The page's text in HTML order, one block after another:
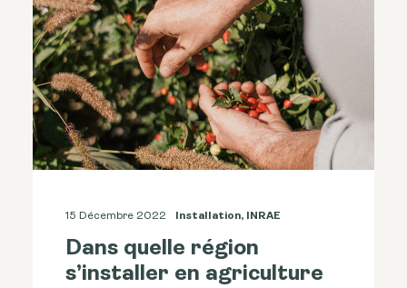
Recherche
15 Décembre 2022 Installation, INRAE
Dans quelle région
s’installer en agriculture